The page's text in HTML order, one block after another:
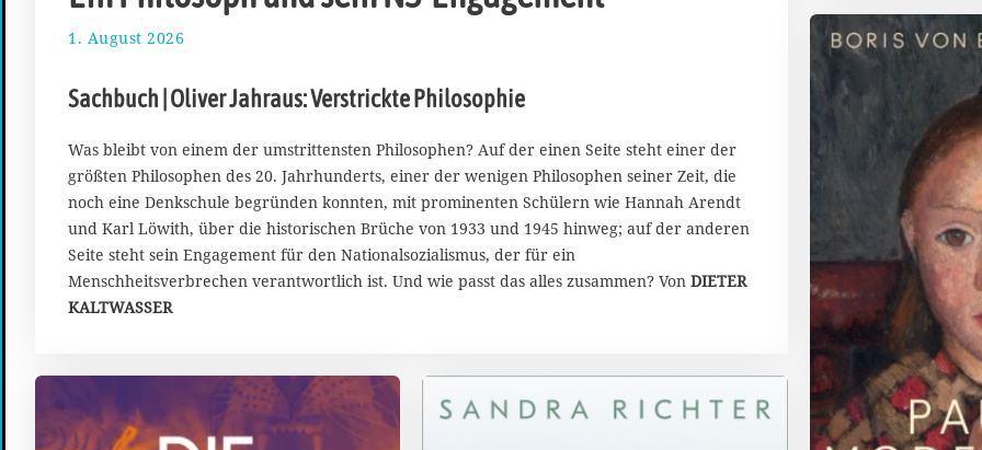
1. August 2026
u
u
s
t
2
0
2
6
Sachbuch | Oliver Jahraus: Verstrickte Philosophie
Was bleibt von einem der umstrittensten Philosophen? Auf der einen Seite steht einer der
größten Philosophen des 20. Jahrhunderts, einer der wenigen Philosophen seiner Zeit, die
noch eine Denkschule begründen konnten, mit prominenten Schülern wie Hannah Arendt
und Karl Löwith, über die historischen Brüche von 1933 und 1945 hinweg; auf der anderen
Seite steht sein Engagement für den Nationalsozialismus, der für ein
Menschheitsverbrechen verantwortlich ist. Und wie passt das alles zusammen? Von DIETER
KALTWASSER